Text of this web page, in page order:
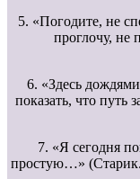
5. «Погодите, не
проглочу, не
6. «Здесь
показать, что путь
7. «Я сегодня
простую…»